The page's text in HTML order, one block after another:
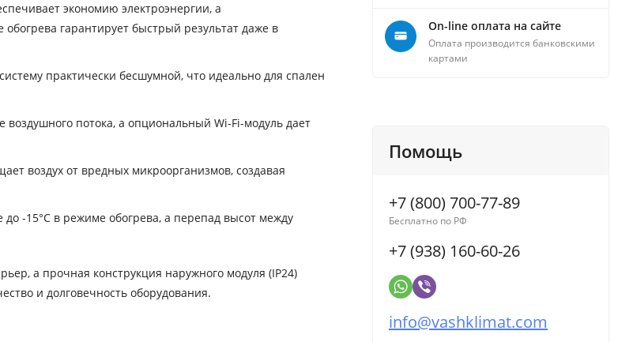
экономию электроэнергии, а
гарантирует быстрый результат даже в
практически бесшумной, что идеально для спален
потока, а опциональный Wi-Fi-модуль дает
воздух от вредных микроорганизмов, создавая
-15°C в режиме обогрева, а перепад высот между
а прочная конструкция наружного модуля (IP24)
и долговечность оборудования.
On-line оплата на сайте
Оплата производится банковскими
картами
Помощь
+7 (800) 700-77-89
Бесплатно по РФ
+7 (938) 160-60-26
info@vashklimat.com